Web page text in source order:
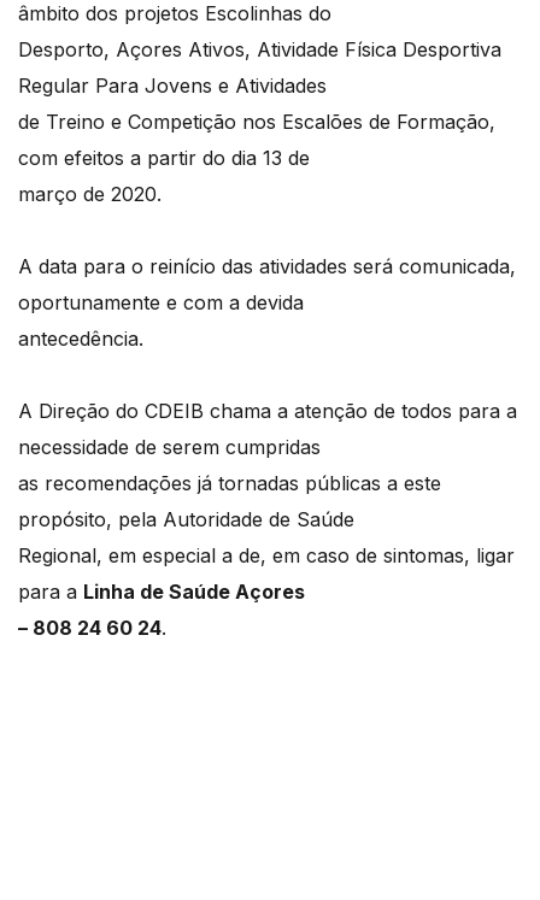
âmbito dos projetos Escolinhas do
Desporto, Açores Ativos, Atividade Física Desportiva
Regular Para Jovens e Atividades
de Treino e Competição nos Escalões de Formação,
com efeitos a partir do dia 13 de
março de 2020.
A data para o reinício das atividades será comunicada,
oportunamente e com a devida
antecedência.
A Direção do CDEIB chama a atenção de todos para a
necessidade de serem cumpridas
as recomendações já tornadas públicas a este
propósito, pela Autoridade de Saúde
Regional, em especial a de, em caso de sintomas, ligar
para a Linha de Saúde Açores
– 808 24 60 24.